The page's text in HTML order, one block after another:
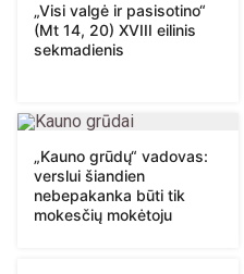
„Visi valgė ir pasisotino“
(Mt 14, 20) XVIII eilinis
sekmadienis
„Kauno grūdų“ vadovas:
verslui šiandien
nebepakanka būti tik
mokesčių mokėtoju